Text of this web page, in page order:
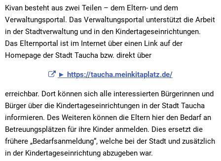
Kivan besteht aus zwei Teilen – dem Eltern- und dem
Verwaltungsportal. Das Verwaltungsportal unterstützt die Arbeit
in der Stadtverwaltung und in den Kindertageseinrichtungen.
Das Elternportal ist im Internet über einen Link auf der
Homepage der Stadt Taucha bzw. direkt über
► https://taucha.meinkitaplatz.de/
erreichbar. Dort können sich alle interessierten Bürgerinnen und
Bürger über die Kindertageseinrichtungen in der Stadt Taucha
informieren. Des Weiteren können die Eltern hier den Bedarf an
Betreuungsplätzen für ihre Kinder anmelden. Dies ersetzt die
frühere „Bedarfsanmeldung“, welche bei der Stadt und zusätzlich
in der Kindertageseinrichtung abzugeben war.